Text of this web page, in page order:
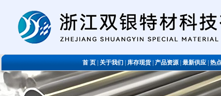
首 页关于我们库存现货|产品资源|最新供应|热